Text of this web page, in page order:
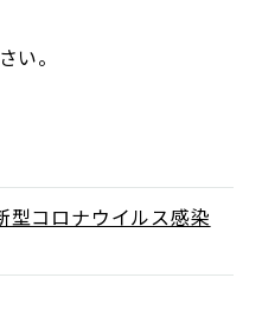
い。
型コロナウイルス感染